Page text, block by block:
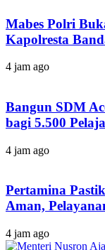
Mabes Polri
Kapolresta
4 jam ago
Bangun SDM
bagi 5.500
4 jam ago
Pertamina
Aman,
4 jam ago